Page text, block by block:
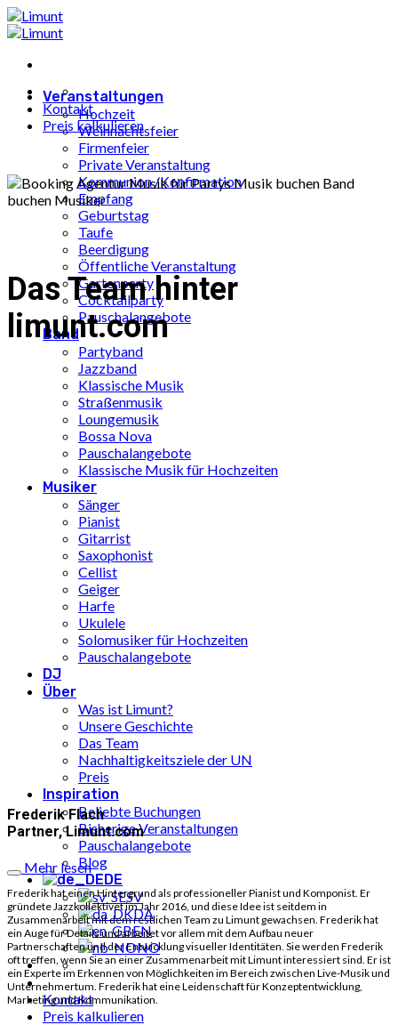
Zum
Inhalt
Veranstaltungen
Hochzeit
Weihnachtsfeier
Firmenfeier
Private Veranstaltung
Kommunion /Konfirmation
Empfang
Geburtstag
Taufe
Beerdigung
Öffentliche Veranstaltung
Gartenparty
Cocktailparty
Pauschalangebote
Band
Partyband
Jazzband
Klassische Musik
Straßenmusik
Loungemusik
Bossa Nova
Pauschalangebote
Klassische Musik für Hochzeiten
Musiker
Sänger
Pianist
Gitarrist
Saxophonist
Cellist
Geiger
Harfe
Ukulele
Solomusiker für Hochzeiten
Pauschalangebote
DJ
Über
Was ist Limunt?
Unsere Geschichte
Das Team
Nachhaltigkeitsziele der UN
Preis
Inspiration
Beliebte Buchungen
Bisherige Veranstaltungen
Pauschalangebote
Blog
DE
SV
DA
EN
NO
Kontakt
Preis kalkulieren
Kontakt
Preis kalkulieren
Das Team hinter
limunt.com
Frederik Flach
Partner, Limunt.com
Mehr lesen
Frederik hat einen Hintergrund als professioneller Pianist und Komponist. Er
gründete Jazzkollektivet im Jahr 2016, und diese Idee ist seitdem in
Zusammenarbeit mit dem restlichen Team zu Limunt gewachsen. Frederik hat
ein Auge für Details und arbeitet vor allem mit dem Aufbau neuer
Partnerschaften und der Entwicklung visueller Identitäten. Sie werden Frederik
oft treffen, wenn Sie an einer Zusammenarbeit mit Limunt interessiert sind. Er ist
ein Experte im Erkennen von Möglichkeiten im Bereich zwischen Live-Musik und
Unternehmertum. Frederik hat eine Leidenschaft für Konzeptentwicklung,
Marketing und Kommunikation.